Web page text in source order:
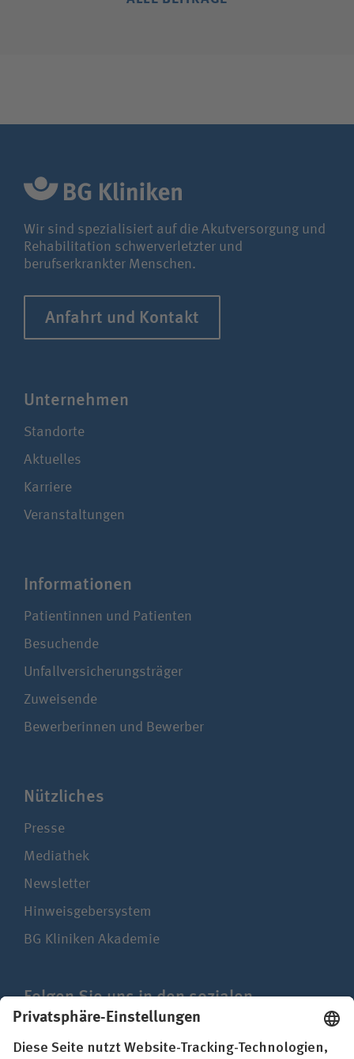
Wir sind spezialisiert auf die Akutversorgung und
Rehabilitation schwerverletzter und
berufserkrankter Menschen.
Anfahrt und Kontakt
Unter­nehmen
Standorte
Aktuelles
Karriere
Veranstaltungen
Infor­ma­tionen
Patientinnen und Patienten
Besuchende
Unfallversicherungsträger
Zuweisende
Bewerberinnen und Bewerber
Nützliches
Presse
Mediathek
Newsletter
Hinweisgebersystem
BG Kliniken Akademie
Folgen Sie uns in den sozialen
Netzwerken